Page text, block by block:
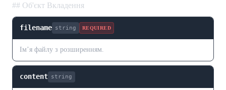
## Об'єкт Вкладення
filename string REQUIRED
Ім’я файлу з розширенням.
content string